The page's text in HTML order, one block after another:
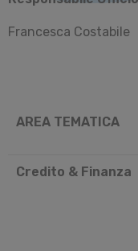
Francesca Costabile
AREA TEMATICA
Credito & Finanza